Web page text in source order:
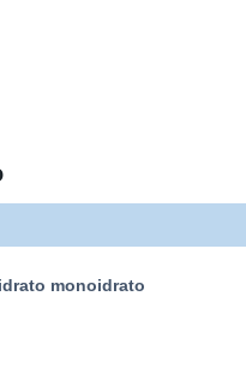
monoidrato